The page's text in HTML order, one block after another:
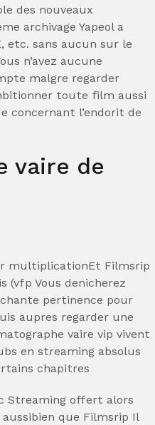
des nouveaux
archivage Yapeol a
etc. sans aucun sur le
n’avez aucune
malgre regarder
toute film aussi
concernant l’endorit de
vaire de
multiplicationEt Filmsrip
(vfp Vous denicherez
pertinence pour
aupres regarder une
vaire vip vivent
en streaming absolus
chapitres
Streaming offert alors
que Filmsrip Il